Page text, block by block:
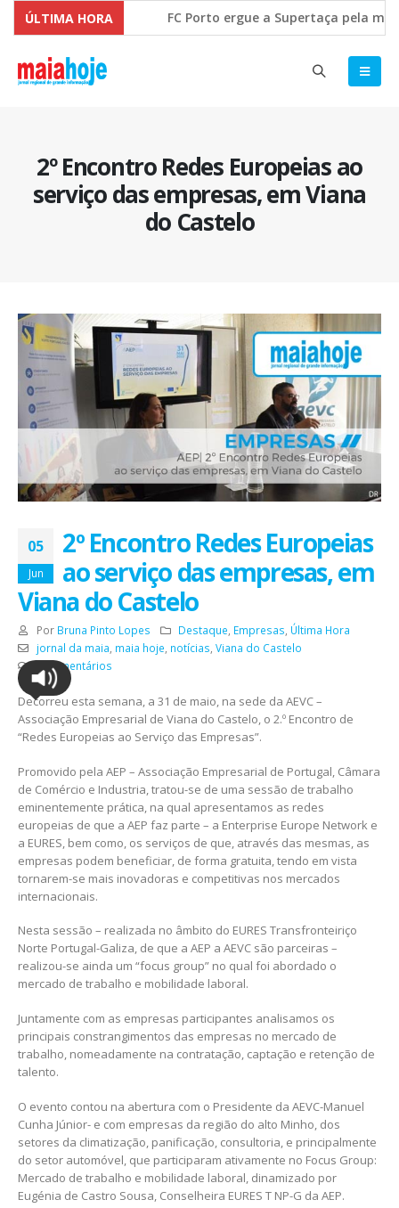
ÚLTIMA HORA FC Porto ergue a Supertaça pela
Comissão Europeia quer ouvir as
2º Encontro Redes Europeias ao
serviço das empresas, em Viana
do Castelo
05
Jun
2º Encontro Redes Europeias
ao serviço das empresas, em
Viana do Castelo
Por Bruna Pinto Lopes Destaque, Empresas, Última Hora
jornal da maia, maia hoje, notícias, Viana do Castelo
0 Comentários
Decorreu esta semana, a 31 de maio, na sede da AEVC –
Associação Empresarial de Viana do Castelo, o 2.º Encontro de
“Redes Europeias ao Serviço das Empresas”.
Promovido pela AEP – Associação Empresarial de Portugal, Câmara
de Comércio e Industria, tratou-se de uma sessão de trabalho
eminentemente prática, na qual apresentamos as redes
europeias de que a AEP faz parte – a Enterprise Europe Network e
a EURES, bem como, os serviços de que, através das mesmas, as
empresas podem beneficiar, de forma gratuita, tendo em vista
tornarem-se mais inovadoras e competitivas nos mercados
internacionais.
Nesta sessão – realizada no âmbito do EURES Transfronteiriço
Norte Portugal-Galiza, de que a AEP a AEVC são parceiras –
realizou-se ainda um “focus group” no qual foi abordado o
mercado de trabalho e mobilidade laboral.
Juntamente com as empresas participantes analisamos os
principais constrangimentos das empresas no mercado de
trabalho, nomeadamente na contratação, captação e retenção de
talento.
O evento contou na abertura com o Presidente da AEVC-Manuel
Cunha Júnior- e com empresas da região do alto Minho, dos
setores da climatização, panificação, consultoria, e principalmente
do setor automóvel, que participaram ativamente no Focus Group:
Mercado de trabalho e mobilidade laboral, dinamizado por
Eugénia de Castro Sousa, Conselheira EURES T NP-G da AEP.